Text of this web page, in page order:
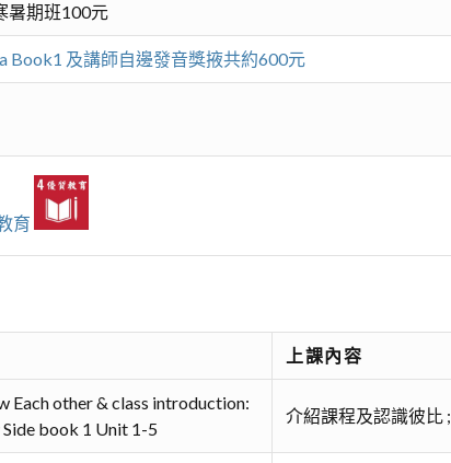
暑期班100元
Book1 及講師自邊發音獎掖共約600元
育
上課內容
Each other & class introduction:
Side book 1 Unit 1-5
介紹課程及認識彼比